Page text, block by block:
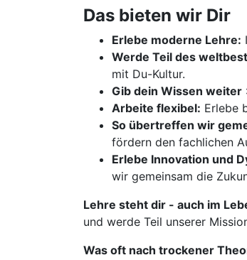
Das bieten wir Dir
Erlebe moderne Lehre:
Werde Teil des
mit Du-Kultur.
Gib dein Wissen weiter
Arbeite flexibel: Erlebe
So übertreffen wir
fördern den fachlichen
Erlebe Innovation und
wir gemeinsam die
Lehre steht dir - auch im
und werde Teil unserer
Was oft nach trockener